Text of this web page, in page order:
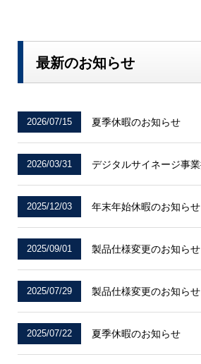
最新のお知らせ
2026/07/15 夏季休暇のお知らせ
2026/03/31 デジタルサイネージ事
2025/12/03 年末年始休暇のお知らせ
2025/09/01 製品仕様変更のお知らせ
2025/07/29 製品仕様変更のお知らせ
2025/07/22 夏季休暇のお知らせ